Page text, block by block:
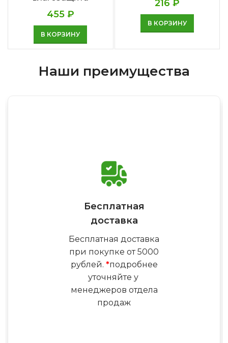
455 ₽
В КОРЗИНУ
216 ₽
В КОРЗИНУ
Наши преимущества
Бесплатная
доставка
Бесплатная доставка
при покупке от 5000
рублей. *подробнее
уточняйте у
менеджеров отдела
продаж